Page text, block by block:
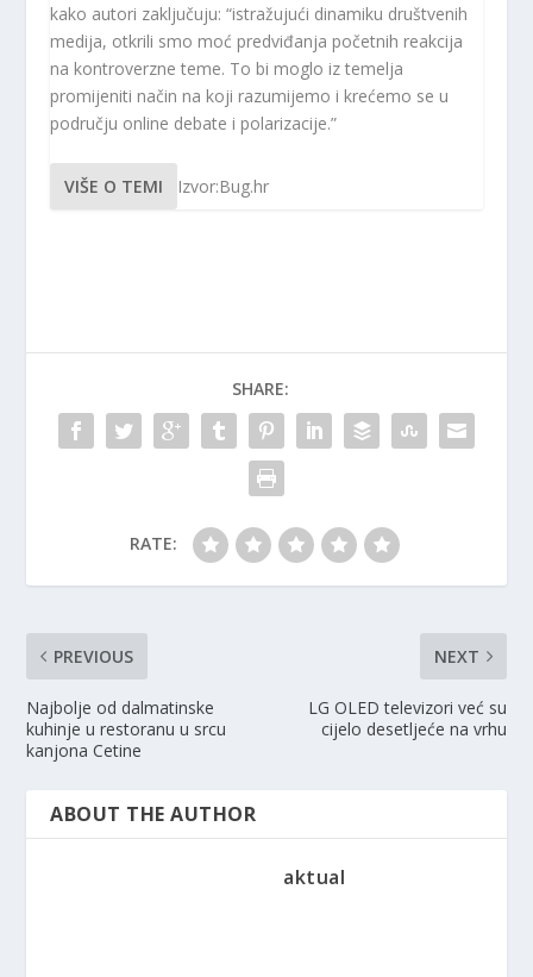
kako autori zaključuju: “istražujući dinamiku društvenih
medija, otkrili smo moć predviđanja početnih reakcija
na kontroverzne teme. To bi moglo iz temelja
promijeniti način na koji razumijemo i krećemo se u
području online debate i polarizacije.”
VIŠE O TEMI Izvor:Bug.hr
SHARE:
RATE:
PREVIOUS
Najbolje od dalmatinske
kuhinje u restoranu u srcu
kanjona Cetine
NEXT
LG OLED televizori već su
cijelo desetljeće na vrhu
ABOUT THE AUTHOR
aktual